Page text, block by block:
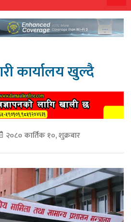
कार्यालय खुल्दै
२०८० कार्तिक १०, शुक्रबार